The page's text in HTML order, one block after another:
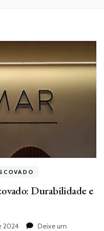
Durabilidade e
2024 Deixe um